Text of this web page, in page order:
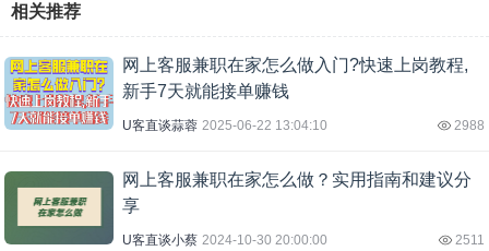
相关推荐
网上客服兼职在家怎么做入门?快速上岗教程,
新手7天就能接单赚钱
U客直谈蒜蓉 2025-06-22 13:04:10 2988
网上客服兼职在家怎么做？实用指南和建议分
享
U客直谈小蔡 2024-10-30 20:00:00 2511